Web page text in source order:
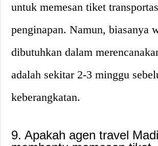
untuk memesan tiket
penginapan. Namun, biasanya
dibutuhkan dalam
adalah sekitar 2-3 minggu
keberangkatan.
9. Apakah agen travel